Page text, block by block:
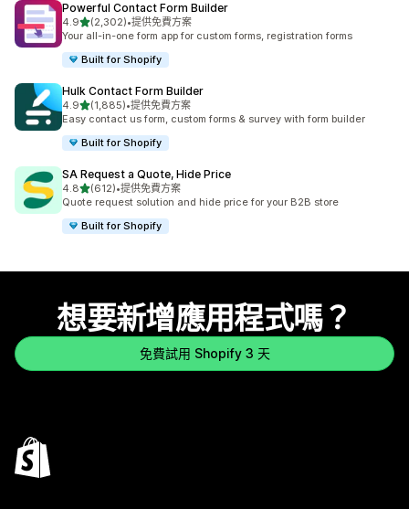
Powerful Contact Form Builder
4.9滿分 5 顆星
(2,302)
共有 2302 則評價
•提供免費方案
Your all-in-one form app for custom forms, registration forms
Built for Shopify
Hulk Contact Form Builder
4.9滿分 5 顆星
(1,885)
共有 1885 則評價
•提供免費方案
Easy contact us form, custom forms & survey with form builder
Built for Shopify
SA Request a Quote, Hide Price
4.8滿分 5 顆星
(612)
共有 612 則評價
•提供免費方案
Quote request solution and hide price for your B2B store
Built for Shopify
想要新增應用程式嗎？
免費試用 Shopify 3 天